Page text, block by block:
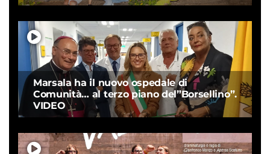
Marsala ha il nuovo ospedale di
Comunità… al terzo piano del”Borsellino”.
VIDEO